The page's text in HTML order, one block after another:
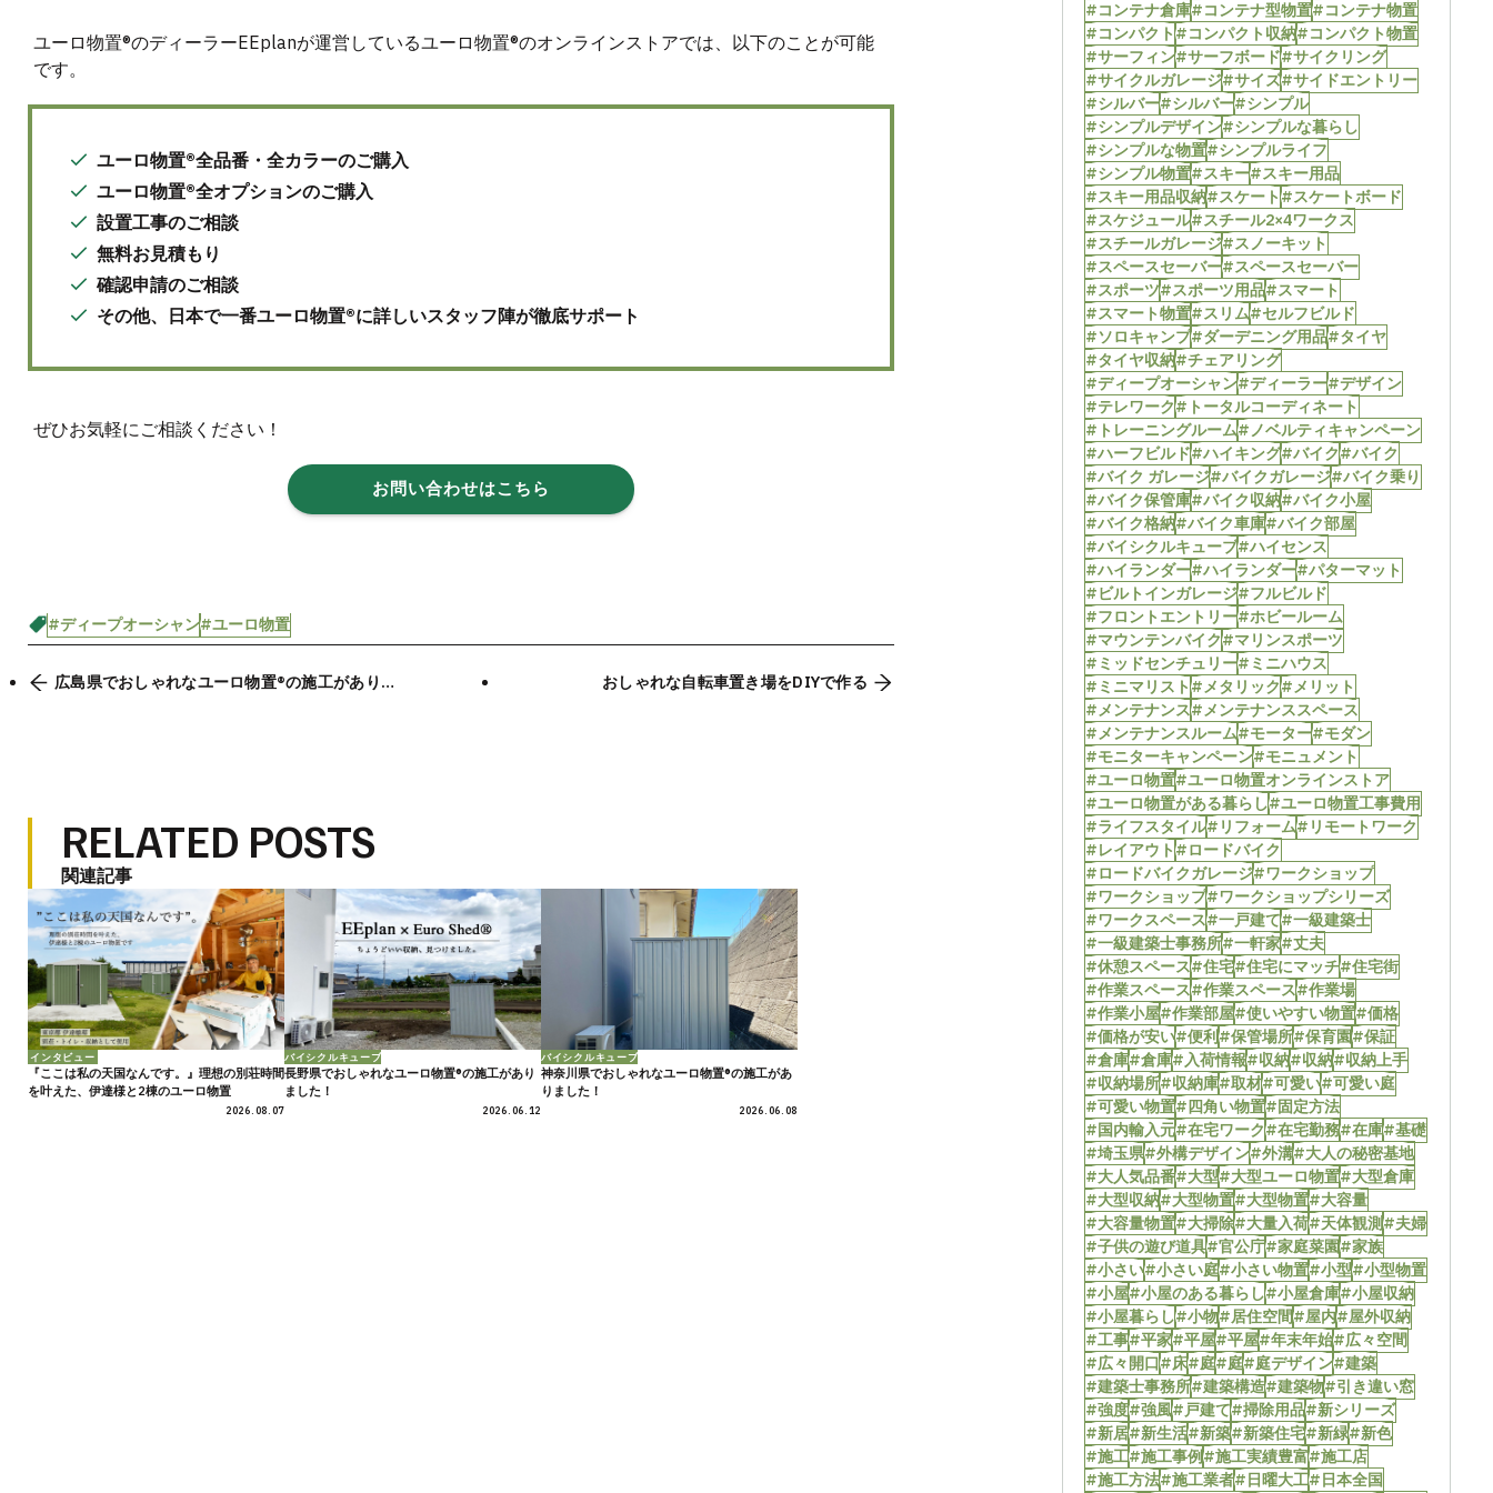
ユーロ物置®のディーラーEEplanが運営しているユーロ物置®のオンラインストアでは、以下のことが可能
です。
ユーロ物置®全品番・全カラーのご購入
ユーロ物置®全オプションのご購入
設置工事のご相談
無料お見積もり
確認申請のご相談
その他、日本で一番ユーロ物置®に詳しいスタッフ陣が徹底サポート
ぜひお気軽にご相談ください！
お問い合わせはこちら
#ディープオーシャン#ユーロ物置
広島県でおしゃれなユーロ物置®の施工があり
おしゃれな自転車置き場をDIYで作る
RELATED POSTS
関連記事
インタビュー
『ここは私の天国なんです。』理想の別荘時間
を叶えた、伊達様と2棟のユーロ物置
2026.08.07
バイシクルキューブ
長野県でおしゃれなユーロ物置®の施工があり
ました！
2026.06.12
バイシクルキューブ
神奈川県でおしゃれなユーロ物置®の施工があ
りました！
2026.06.08
#コンテナ倉庫#コンテナ型物置#コンテナ物置
#コンパクト#コンパクト収納#コンパクト物置
#サーフィン#サーフボード#サイクリング
#サイクルガレージ#サイズ#サイドエントリー
#シルバー#シルバー#シンプル
#シンプルデザイン#シンプルな暮らし
#シンプルな物置#シンプルライフ
#シンプル物置#スキー#スキー用品
#スキー用品収納#スケート#スケートボード
#スケジュール#スチール2×4ワークス
#スチールガレージ#スノーキット
#スペースセーバー#スペースセーバー
#スポーツ#スポーツ用品#スマート
#スマート物置#スリム#セルフビルド
#ソロキャンプ#ダーデニング用品#タイヤ
#タイヤ収納#チェアリング
#ディープオーシャン#ディーラー#デザイン
#テレワーク#トータルコーディネート
#トレーニングルーム#ノベルティキャンペーン
#ハーフビルド#ハイキング#バイク#バイク
#バイク ガレージ#バイクガレージ#バイク乗り
#バイク保管庫#バイク収納#バイク小屋
#バイク格納#バイク車庫#バイク部屋
#バイシクルキューブ#ハイセンス
#ハイランダー#ハイランダー#パターマット
#ビルトインガレージ#フルビルド
#フロントエントリー#ホビールーム
#マウンテンバイク#マリンスポーツ
#ミッドセンチュリー#ミニハウス
#ミニマリスト#メタリック#メリット
#メンテナンス#メンテナンススペース
#メンテナンスルーム#モーター#モダン
#モニターキャンペーン#モニュメント
#ユーロ物置#ユーロ物置オンラインストア
#ユーロ物置がある暮らし#ユーロ物置工事費用
#ライフスタイル#リフォーム#リモートワーク
#レイアウト#ロードバイク
#ロードバイクガレージ#ワークショップ
#ワークショップ#ワークショップシリーズ
#ワークスペース#一戸建て#一級建築士
#一級建築士事務所#一軒家#丈夫
#休憩スペース#住宅#住宅にマッチ#住宅街
#作業スペース#作業スペース#作業場
#作業小屋#作業部屋#使いやすい物置#価格
#価格が安い#便利#保管場所#保育園#保証
#倉庫#倉庫#入荷情報#収納#収納#収納上手
#収納場所#収納庫#取材#可愛い#可愛い庭
#可愛い物置#四角い物置#固定方法
#国内輸入元#在宅ワーク#在宅勤務#在庫#基礎
#埼玉県#外構デザイン#外溝#大人の秘密基地
#大人気品番#大型#大型ユーロ物置#大型倉庫
#大型収納#大型物置#大型物置#大容量
#大容量物置#大掃除#大量入荷#天体観測#夫婦
#子供の遊び道具#官公庁#家庭菜園#家族
#小さい#小さい庭#小さい物置#小型#小型物置
#小屋#小屋のある暮らし#小屋倉庫#小屋収納
#小屋暮らし#小物#居住空間#屋内#屋外収納
#工事#平家#平屋#平屋#年末年始#広々空間
#広々開口#床#庭#庭#庭デザイン#建築
#建築士事務所#建築構造#建築物#引き違い窓
#強度#強風#戸建て#掃除用品#新シリーズ
#新居#新生活#新築#新築住宅#新緑#新色
#施工#施工事例#施工実績豊富#施工店
#施工方法#施工業者#日曜大工#日本全国